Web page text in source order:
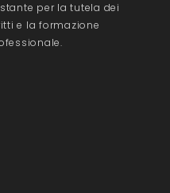
per la tutela dei
e la formazione